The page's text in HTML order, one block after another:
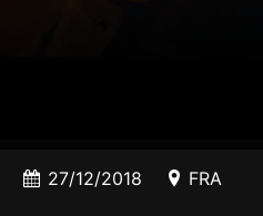
27/12/2018 FRA